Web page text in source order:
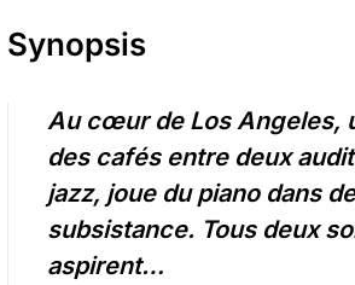
Synopsis
Au cœur de Los Angeles,
des cafés entre deux
jazz, joue du piano dans
subsistance. Tous deux
aspirent…